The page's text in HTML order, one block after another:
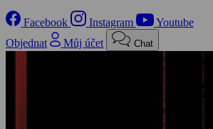
Facebook Instagram
Youtube
Objednat
Můj účet Chat